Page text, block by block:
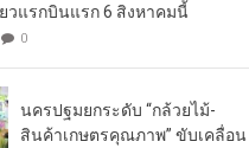
วแรกบินแรก 6 สิงหาคมนี้
0
นครปฐมยกระดับ “กล้วยไม้-
สินค้าเกษตรคุณภาพ” ขับเคลื่อน